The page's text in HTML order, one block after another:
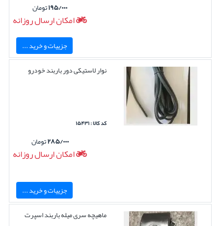
۱۹۵/۰۰۰تومان
امکان ارسال روزانه
جزییات و خرید ...
نوار لاستیکی دور باربند خودرو
کد کالا : ۱۵۴۳۱
۲۸۵/۰۰۰تومان
امکان ارسال روزانه
جزییات و خرید ...
ماهیچه سری میله باربند اسپرت